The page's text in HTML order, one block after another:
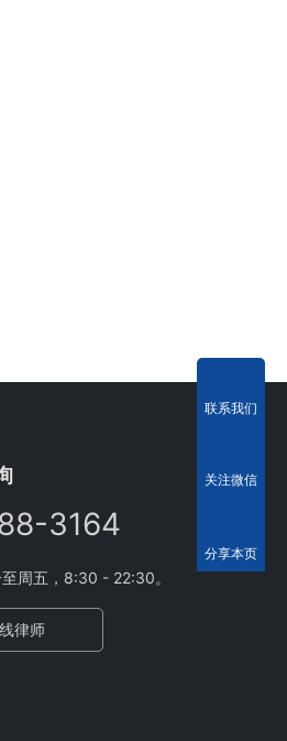
3164
周五，8:30 - 22:30。
律师
联系我们
关注微信
分享本页